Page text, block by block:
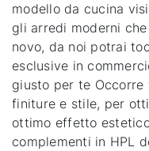
modello da cucina
gli arredi moderni
novo, da noi potrai
esclusive in
giusto per te Occorre
finiture e stile, per
ottimo effetto
complementi in HPL